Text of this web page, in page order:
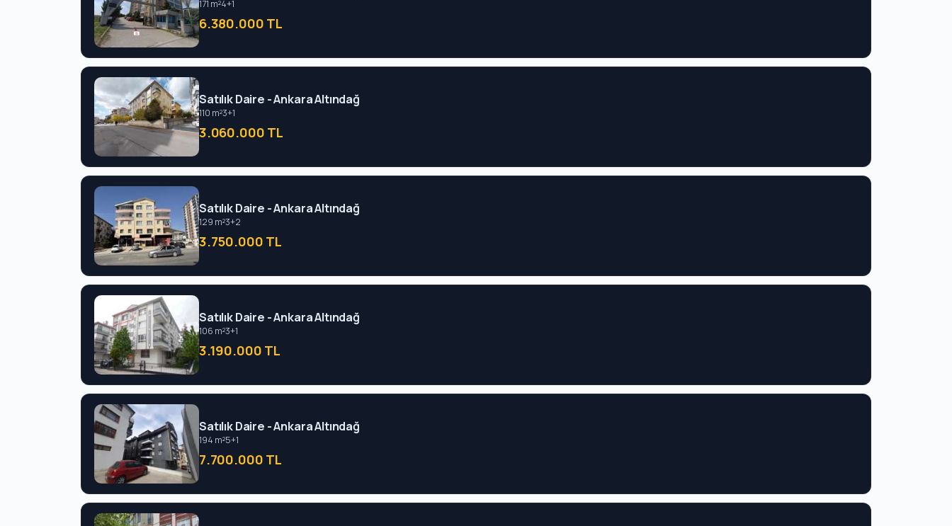
171 m²4+1
6.380.000 TL
Satılık Daire - Ankara Altındağ
110 m²3+1
3.060.000 TL
Satılık Daire - Ankara Altındağ
129 m²3+2
3.750.000 TL
Satılık Daire - Ankara Altındağ
106 m²3+1
3.190.000 TL
Satılık Daire - Ankara Altındağ
194 m²5+1
7.700.000 TL